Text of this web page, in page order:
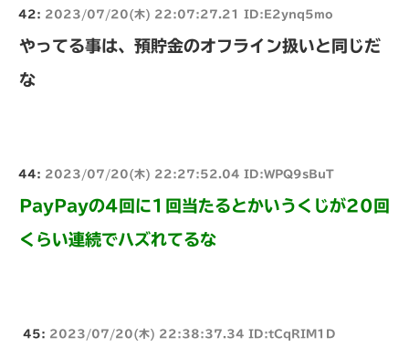
42: 2023/07/20(木) 22:07:27.21 ID:E2ynq5mo
やってる事は、預貯金のオフライン扱いと同じだ
な
44: 2023/07/20(木) 22:27:52.04 ID:WPQ9sBuT
PayPayの4回に1回当たるとかいうくじが20回
くらい連続でハズれてるな
45: 2023/07/20(木) 22:38:37.34 ID:tCqRIM1D